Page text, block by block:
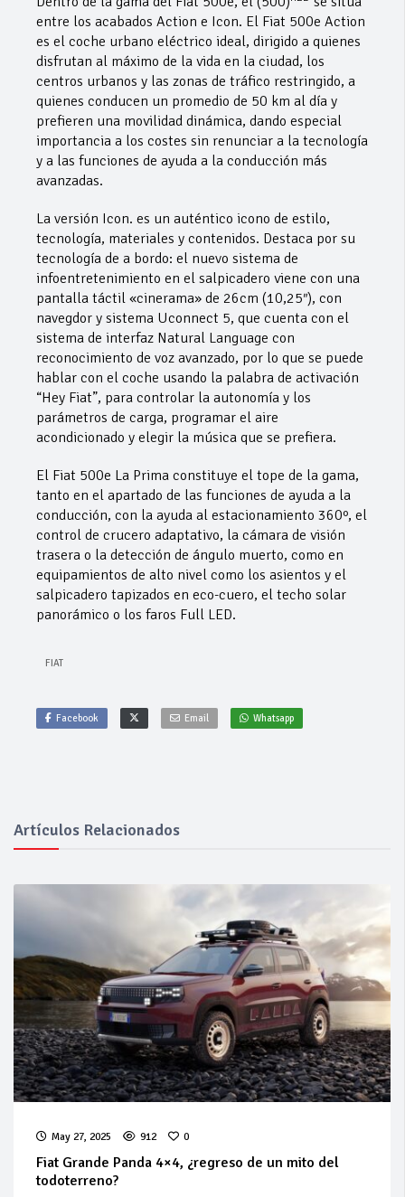
entre los acabados Action e Icon. El Fiat 500e Action
es el coche urbano eléctrico ideal, dirigido a quienes
disfrutan al máximo de la vida en la ciudad, los
centros urbanos y las zonas de tráfico restringido, a
quienes conducen un promedio de 50 km al día y
prefieren una movilidad dinámica, dando especial
importancia a los costes sin renunciar a la tecnología
y a las funciones de ayuda a la conducción más
avanzadas.
La versión Icon. es un auténtico icono de estilo,
tecnología, materiales y contenidos. Destaca por su
tecnología de a bordo: el nuevo sistema de
infoentretenimiento en el salpicadero viene con una
pantalla táctil «cinerama» de 26cm (10,25″), con
navegdor y sistema Uconnect 5, que cuenta con el
sistema de interfaz Natural Language con
reconocimiento de voz avanzado, por lo que se puede
hablar con el coche usando la palabra de activación
“Hey Fiat”, para controlar la autonomía y los
parámetros de carga, programar el aire
acondicionado y elegir la música que se prefiera.
El Fiat 500e La Prima constituye el tope de la gama,
tanto en el apartado de las funciones de ayuda a la
conducción, con la ayuda al estacionamiento 360º, el
control de crucero adaptativo, la cámara de visión
trasera o la detección de ángulo muerto, como en
equipamientos de alto nivel como los asientos y el
salpicadero tapizados en eco-cuero, el techo solar
panorámico o los faros Full LED.
FIAT
Facebook Email Whatsapp
Artículos Relacionados
May 27, 2025 912 0
Fiat Grande Panda 4×4, ¿regreso de un mito del
todoterreno?